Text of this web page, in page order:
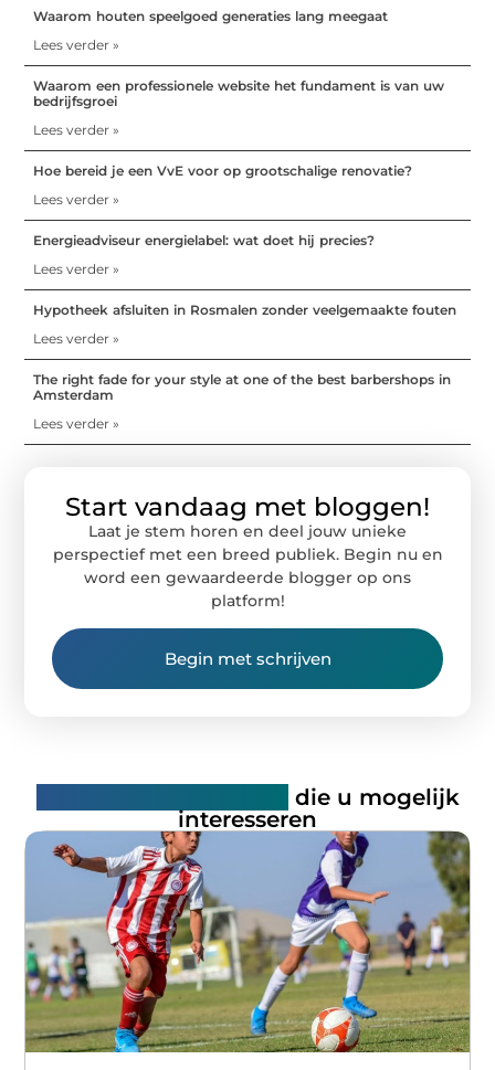
Waarom houten speelgoed generaties lang meegaat
Lees verder »
Waarom een professionele website het fundament is van uw
bedrijfsgroei
Lees verder »
Hoe bereid je een VvE voor op grootschalige renovatie?
Lees verder »
Energieadviseur energielabel: wat doet hij precies?
Lees verder »
Hypotheek afsluiten in Rosmalen zonder veelgemaakte fouten
Lees verder »
The right fade for your style at one of the best barbershops in
Amsterdam
Lees verder »
Start vandaag met bloggen!
Laat je stem horen en deel jouw unieke
perspectief met een breed publiek. Begin nu en
word een gewaardeerde blogger op ons
platform!
Begin met schrijven
die u mogelijk
interesseren